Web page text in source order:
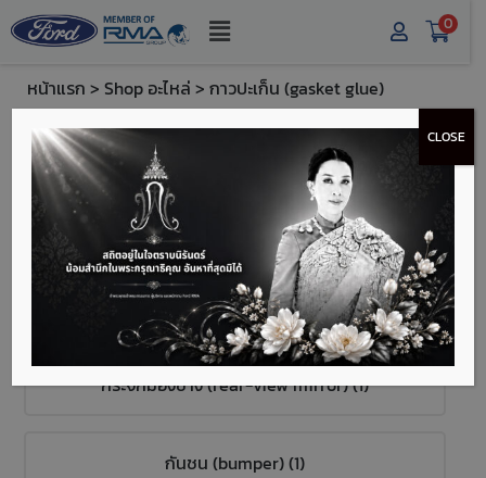
0
หน้าแรก > Shop อะไหล่ > กาวปะเก็น (gasket glue)
หมวดหมู่สินค้า
หลอดไฟ (light bulb) (1)
ฟิวส์ (fuse) (2)
กระจกมองข้าง (rear-view mirror) (1)
กันชน (bumper) (1)
CLOSE